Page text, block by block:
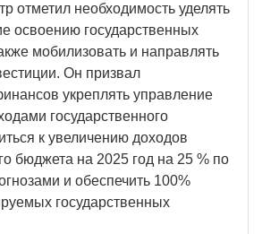
отметил необходимость уделять
освоению государственных
мобилизовать и направлять
Он призвал
укреплять управление
государственного
к увеличению доходов
бюджета на 2025 год на 25 % по
и обеспечить 100%
государственных